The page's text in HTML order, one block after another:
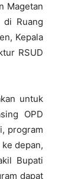
Magetan
di Ruang
Kepala
RSUD
untuk
OPD
program
depan,
Bupati
dapat